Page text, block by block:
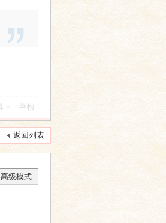
举报
返回列表
高级模式